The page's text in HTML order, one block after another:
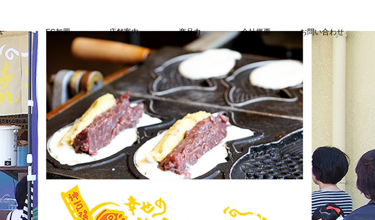
FC加盟 店舗案内 商品力 会社概要 お問い合わせ